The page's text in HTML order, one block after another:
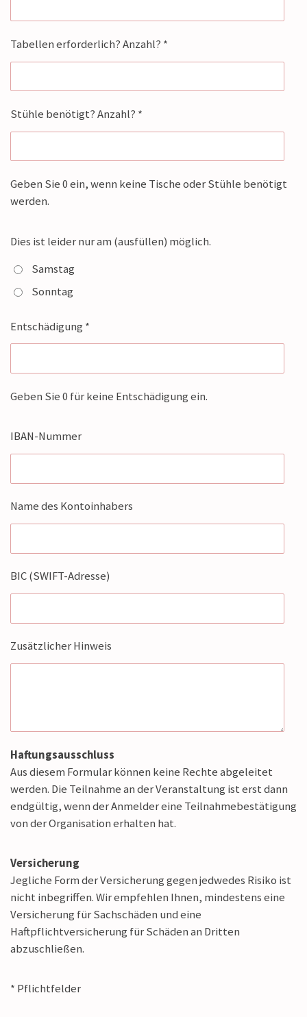
Tabellen erforderlich? Anzahl? *
Stühle benötigt? Anzahl? *
Geben Sie 0 ein, wenn keine Tische oder Stühle benötigt
werden.
Dies ist leider nur am (ausfüllen) möglich.
Samstag
Sonntag
Entschädigung *
Geben Sie 0 für keine Entschädigung ein.
IBAN-Nummer
Name des Kontoinhabers
BIC (SWIFT-Adresse)
Zusätzlicher Hinweis
Haftungsausschluss
Aus diesem Formular können keine Rechte abgeleitet
werden. Die Teilnahme an der Veranstaltung ist erst dann
endgültig, wenn der Anmelder eine Teilnahmebestätigung
von der Organisation erhalten hat.
Versicherung
Jegliche Form der Versicherung gegen jedwedes Risiko ist
nicht inbegriffen.Wir empfehlen Ihnen, mindestens eine
Versicherung für Sachschäden und eine
Haftpflichtversicherung für Schäden an Dritten
abzuschließen.
* Pflichtfelder